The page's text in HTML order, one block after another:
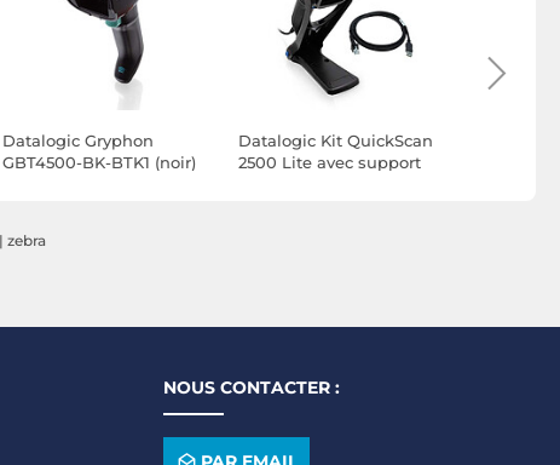
Datalogic Gryphon
GBT4500-BK-BTK1 (noir)
Datalogic Kit QuickScan
2500 Lite avec support
| zebra
NOUS CONTACTER :